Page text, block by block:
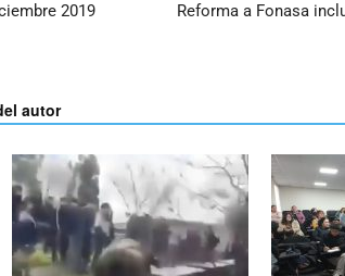
2019
Reforma a Fonasa
autor